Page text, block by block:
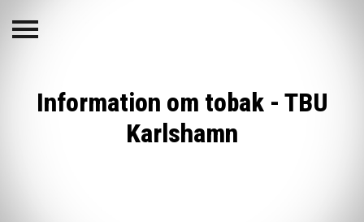
Information om
Karlshamn
Information om tobak - TBU
Karlshamn